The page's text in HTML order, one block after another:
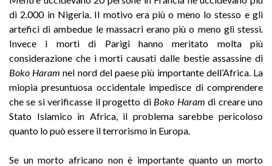
di 2.000 in Nigeria. Il motivo era più o meno lo stesso e gli
artefici di ambedue le massacri erano più o meno gli stessi.
Invece i morti di Parigi hanno meritato molta più
considerazione che i morti causati dalle bestie assassine di
Boko Haram nel nord del paese più importante dell’Africa. La
miopia presuntuosa occidentale impedisce di comprendere
che se si verificasse il progetto di Boko Haram di creare uno
Stato Islamico in Africa, il problema sarebbe pericoloso
quanto lo può essere il terrorismo in Europa.
Se un morto africano non è importante quanto un morto